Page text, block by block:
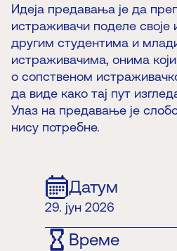
Идеја предавања је да
истраживачи поделе своје
другим студентима и
истраживачима, онима
о сопственом
да виде како тај пут
Улаз на предавање је
нису потребне.
Датум
29. јун 2026
Време